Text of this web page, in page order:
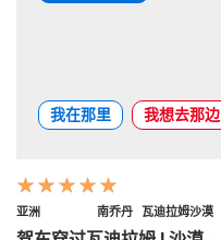
我在那里 我想去那边
亚洲 南乔丹 瓦迪拉姆沙漠